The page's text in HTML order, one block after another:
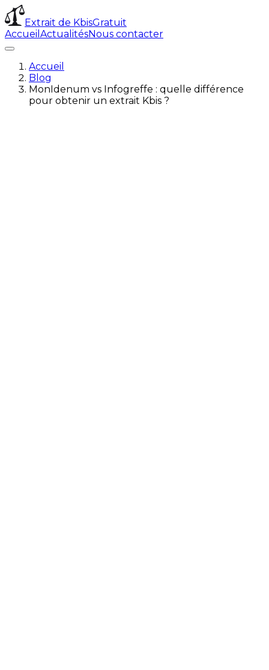
Extrait de KbisGratuit
Accueil ActualitésNous contacter
Accueil
Blog
MonIdenum vs Infogreffe : quelle différence
pour obtenir un extrait Kbis ?